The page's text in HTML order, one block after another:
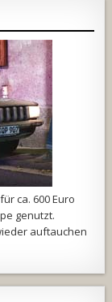
ca. 600 Euro
genutzt.
auftauchen